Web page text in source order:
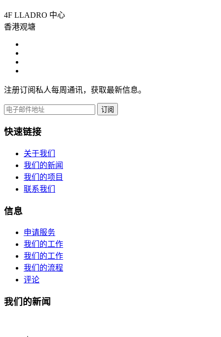
4F LLADRO 中心
香港观塘
注册订阅私人每周通讯，获取最新信息。
订阅
快速链接
关于我们
我们的新闻
我们的项目
联系我们
信息
申请服务
我们的工作
我们的工作
我们的流程
评论
我们的新闻